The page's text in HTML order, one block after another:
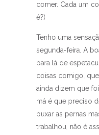
comer. Cada um
é?)
Tenho uma
segunda-feira. A
para lá de
coisas comigo,
ainda dizem que
má é que preciso
puxar as pernas
trabalhou, não é